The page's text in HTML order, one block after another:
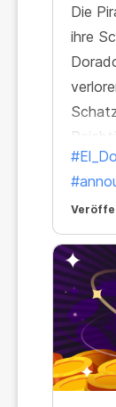
Die
ihre